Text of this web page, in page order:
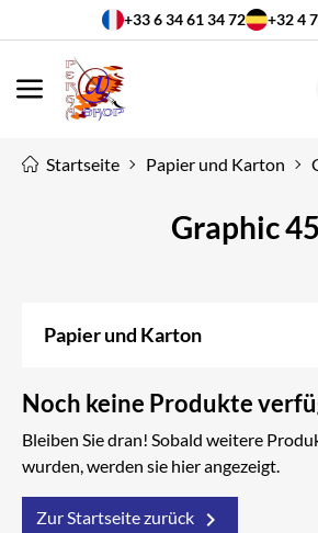
+33 6 34 61 34 72 +32 4
MENÜ
Startseite Papier und Karton
Graphic 45
Papier und Karton
Noch keine Produkte
Bleiben Sie dran! Sobald weitere
wurden, werden sie hier angezeigt.
Zur Startseite zurück 